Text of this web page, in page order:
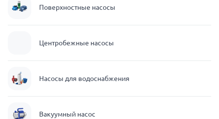
Поверхностные насосы
Центробежные насосы
Насосы для водоснабжения
Вакуумный насос